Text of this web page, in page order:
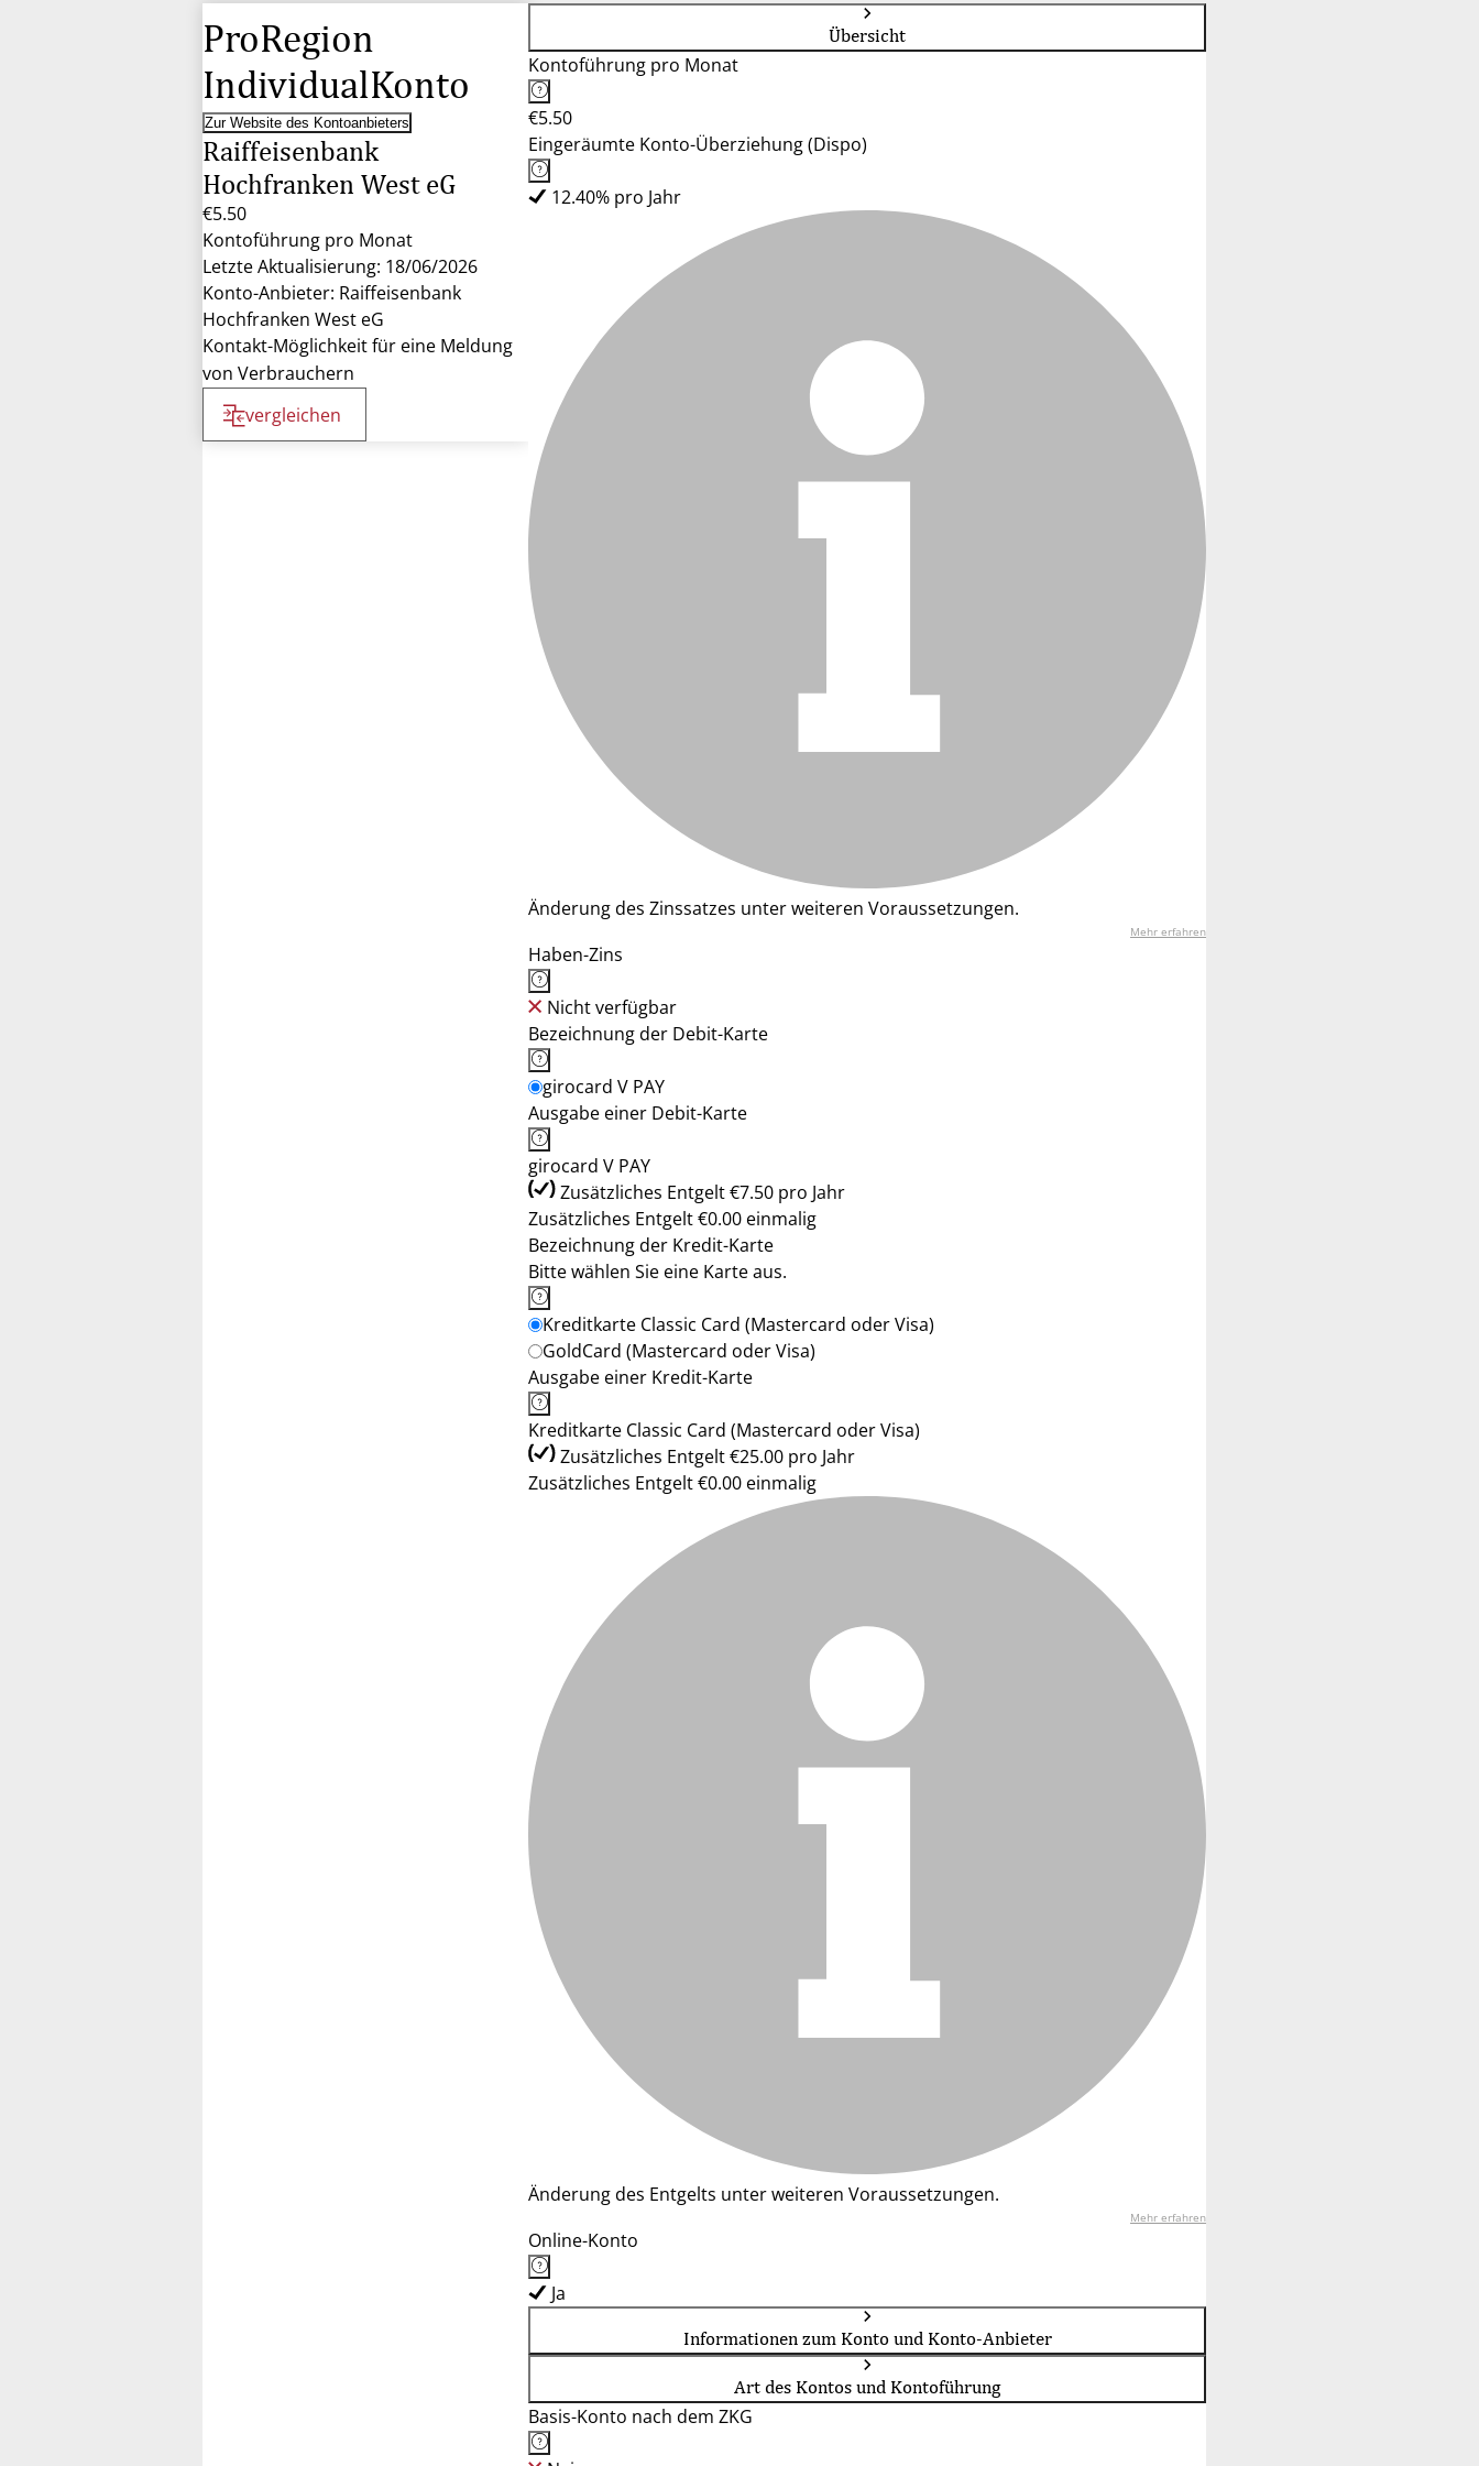
ProRegion
IndividualKonto
Zur Website des Kontoanbieters
Raiffeisenbank
Hochfranken West eG
€5.50
Kontoführung pro Monat
Letzte Aktualisierung: 18/06/2026
Konto-Anbieter: Raiffeisenbank
Hochfranken West eG
Kontakt-Möglichkeit für eine Meldung
von Verbrauchern
vergleichen
Übersicht
Kontoführung pro Monat
€5.50
Eingeräumte Konto-Überziehung (Dispo)
12.40% pro Jahr
Änderung des Zinssatzes unter weiteren Voraussetzungen.
Mehr erfahren
Haben-Zins
Nicht verfügbar
Bezeichnung der Debit-Karte
girocard V PAY
Ausgabe einer Debit-Karte
girocard V PAY
Zusätzliches Entgelt €7.50 pro Jahr
Zusätzliches Entgelt €0.00 einmalig
Bezeichnung der Kredit-Karte
Bitte wählen Sie eine Karte aus.
Kreditkarte Classic Card (Mastercard oder Visa)
GoldCard (Mastercard oder Visa)
Ausgabe einer Kredit-Karte
Kreditkarte Classic Card (Mastercard oder Visa)
Zusätzliches Entgelt €25.00 pro Jahr
Zusätzliches Entgelt €0.00 einmalig
Änderung des Entgelts unter weiteren Voraussetzungen.
Mehr erfahren
Online-Konto
Ja
Informationen zum Konto und Konto-Anbieter
Art des Kontos und Kontoführung
Basis-Konto nach dem ZKG